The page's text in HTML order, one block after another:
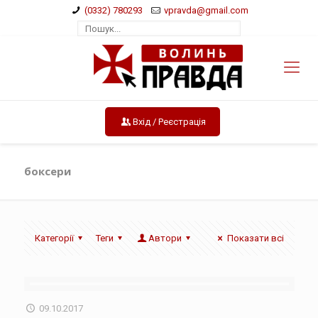
(0332) 780293 vpravda@gmail.com
Вхід / Реєстрація
боксери
Категорії Теги Автори Показати всі
09.10.2017